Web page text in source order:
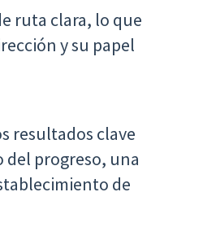
ruta clara, lo que
y su papel
resultados clave
progreso, una
de